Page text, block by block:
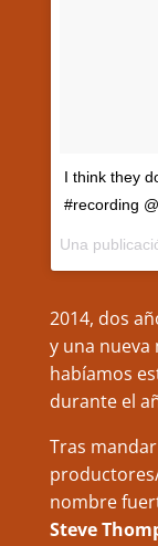
I think they
#recording
Una
2014, dos
y una
habíamos
durante el
Tras
nombre
Steve